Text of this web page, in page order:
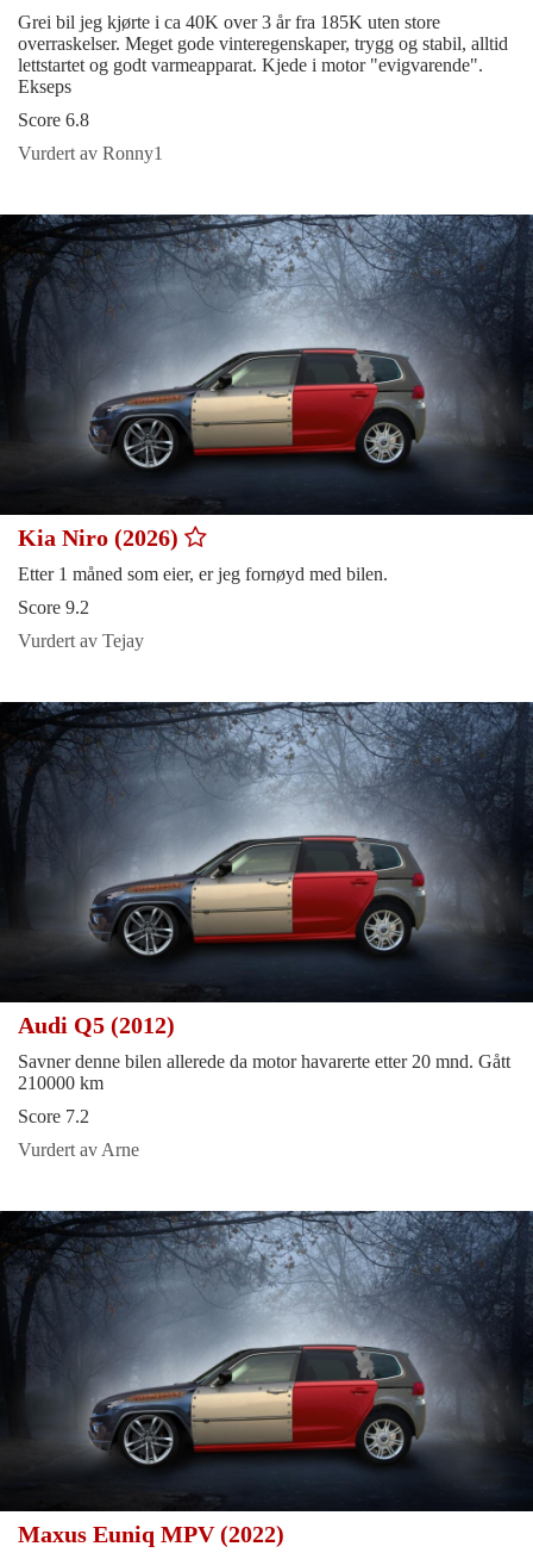
Grei bil jeg kjørte i ca 40K over 3 år fra 185K uten store
overraskelser. Meget gode vinteregenskaper, trygg og stabil, alltid
lettstartet og godt varmeapparat. Kjede i motor "evigvarende".
Ekseps
Score 6.8
Vurdert av Ronny1
Kia Niro (2026)
Etter 1 måned som eier, er jeg fornøyd med bilen.
Score 9.2
Vurdert av Tejay
Audi Q5 (2012)
Savner denne bilen allerede da motor havarerte etter 20 mnd. Gått
210000 km
Score 7.2
Vurdert av Arne
Maxus Euniq MPV (2022)